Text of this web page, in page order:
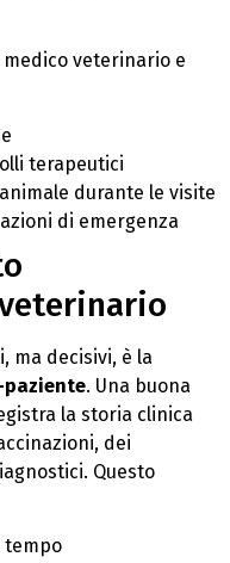
veterinario e
terapeutici
durante le visite
di emergenza
ma decisivi, è la
. Una buona
la storia clinica
dei
Questo
tempo